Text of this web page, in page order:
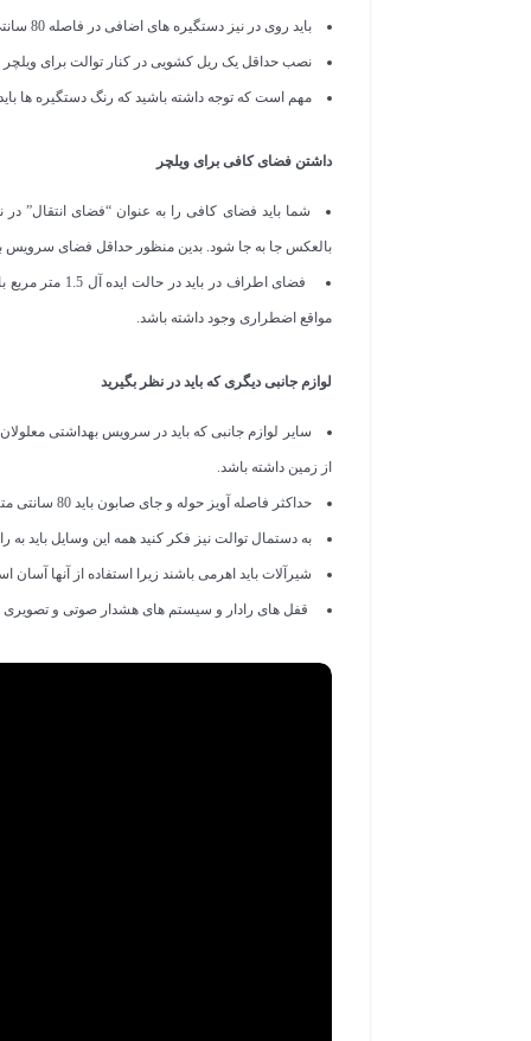
باید روی در نیز دستگیره های اضافی در فاصله 80 سانتی متر از زمین و 25 سانتی متر از لولای در نصب شود.
نصب حداقل یک ریل کشویی در کنار توالت برای
مهم است که توجه داشته باشید که رنگ دستگیره ها باید
داشتن فضای کافی برای ویلچر
شما باید فضای کافی را به عنوان “فضای انتقال” در
بالعکس جا به جا شود. بدین منظور حداقل فضای سرویس باید ۱۷۰*۱۵۰ سانتیمتر مربع باشد تا ویلچر قابلیت چرخش در سرویس بهداشتی را
مواقع اضطراری وجود داشته باشد.
لوازم جانبی دیگری که باید در نظر بگیرید
از زمین داشته باشد.
حداکثر فاصله آویز حوله و جای صابون باید 80 سانتی متری از زمین باشد.
به دستمال توالت نیز فکر کنید همه این وسایل باید
شیرآلات باید اهرمی باشند زیرا استفاده از آنها آسان
قفل های رادار و سیستم های هشدار صوتی و